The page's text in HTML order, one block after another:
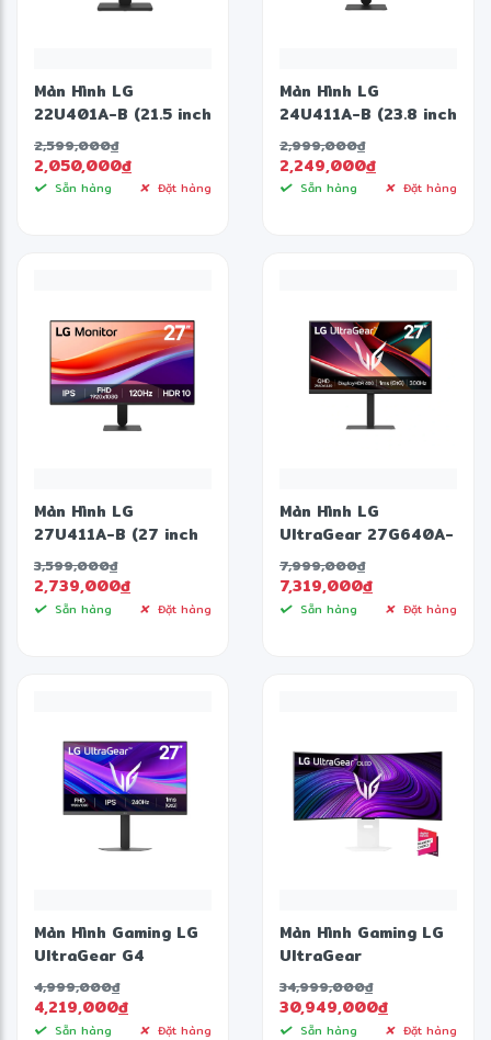
Màn Hình LG
22U401A-B (21.5 inch
- VA - FHD - 100Hz -
1ms)
2,599,000đ
2,050,000đ
Sẵn hàng Đặt hàng
Màn Hình LG
24U411A-B (23.8 inch
- IPS - FHD - 120Hz -
1ms)
2,999,000đ
2,249,000đ
Sẵn hàng Đặt hàng
Màn Hình LG
27U411A-B (27 inch
- IPS - FHD - 120Hz -
5ms)
3,599,000đ
2,739,000đ
Sẵn hàng Đặt hàng
Màn Hình LG
UltraGear 27G640A-
B (27 inch - IPS - 2K
- 300Hz - 1ms -
Speaker)
7,999,000đ
7,319,000đ
Sẵn hàng Đặt hàng
Màn Hình Gaming LG
UltraGear G4
27G440A-B (27 inch
- IPS - FHD - 240Hz
- 1ms)
4,999,000đ
4,219,000đ
Sẵn hàng Đặt hàng
Màn Hình Gaming LG
UltraGear
39GX90SA-W (39
inch - OLED - WQHD
- 240Hz - 0.03ms -
34,999,000đ
30,949,000đ
Sẵn hàng Đặt hàng